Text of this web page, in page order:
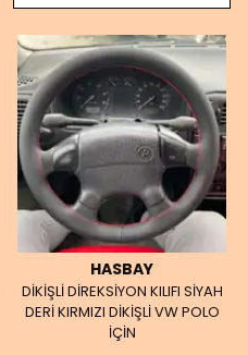
HASBAY
DİKİŞLİ DİREKSİYON KILIFI SİYAH
DERİ KIRMIZI DİKİŞLİ VW POLO
İÇİN